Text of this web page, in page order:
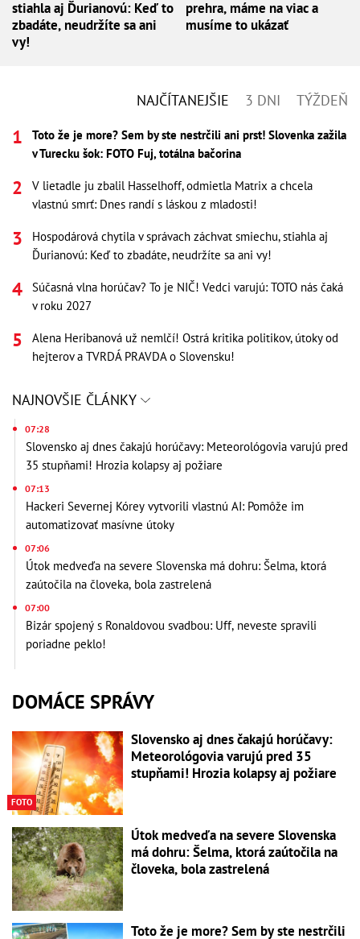
stiahla aj Ďurianovú: Keď to
zbadáte, neudržíte sa ani
vy!
prehra, máme na viac a
musíme to ukázať
NAJČÍTANEJŠIE 3 DNI TÝŽDEŇ
Toto že je more? Sem by ste nestrčili ani prst! Slovenka zažila
v Turecku šok: FOTO Fuj, totálna bačorina
V lietadle ju zbalil Hasselhoff, odmietla Matrix a chcela
vlastnú smrť: Dnes randí s láskou z mladosti!
Hospodárová chytila v správach záchvat smiechu, stiahla aj
Ďurianovú: Keď to zbadáte, neudržíte sa ani vy!
Súčasná vlna horúčav? To je NIČ! Vedci varujú: TOTO nás čaká
v roku 2027
Alena Heribanová už nemlčí! Ostrá kritika politikov, útoky od
hejterov a TVRDÁ PRAVDA o Slovensku!
NAJNOVŠIE ČLÁNKY
07:28
Slovensko aj dnes čakajú horúčavy: Meteorológovia varujú pred
35 stupňami! Hrozia kolapsy aj požiare
07:13
Hackeri Severnej Kórey vytvorili vlastnú AI: Pomôže im
automatizovať masívne útoky
07:06
Útok medveďa na severe Slovenska má dohru: Šelma, ktorá
zaútočila na človeka, bola zastrelená
07:00
Bizár spojený s Ronaldovou svadbou: Uff, neveste spravili
poriadne peklo!
DOMÁCE SPRÁVY
FOTO
Slovensko aj dnes čakajú horúčavy:
Meteorológovia varujú pred 35
stupňami! Hrozia kolapsy aj požiare
Útok medveďa na severe Slovenska
má dohru: Šelma, ktorá zaútočila na
človeka, bola zastrelená
Toto že je more? Sem by ste nestrčili